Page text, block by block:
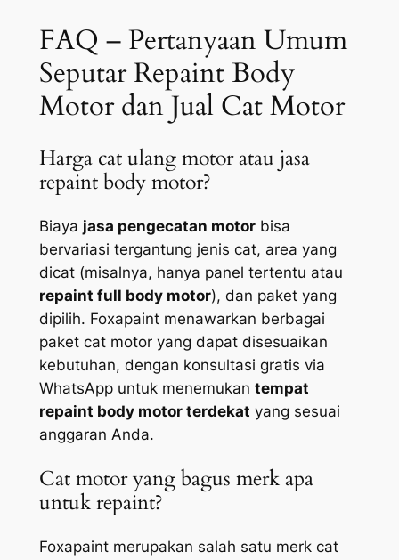
FAQ – Pertanyaan Umum
Seputar Repaint Body
Motor dan Jual Cat Motor
Harga cat ulang motor atau jasa
repaint body motor?
Biaya jasa pengecatan motorbisa
bervariasi tergantung jenis cat, area yang
dicat (misalnya, hanya panel tertentu atau
repaint full body motor), dan paket yang
dipilih. Foxapaint menawarkan berbagai
paket cat motor yang dapat disesuaikan
kebutuhan, dengan konsultasi gratis via
WhatsApp untuk menemukan tempat
repaint body motor terdekat yang sesuai
anggaran Anda.
Cat motor yang bagus merk apa
untuk repaint?
Foxapaint merupakan salah satu merk cat